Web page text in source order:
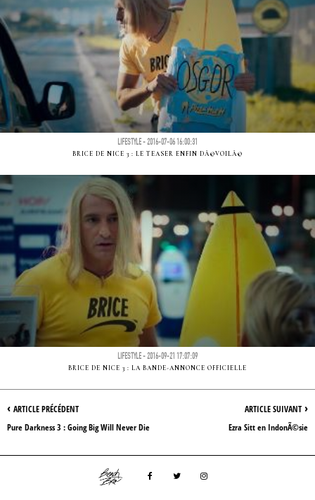
LIFESTYLE - 2016-07-06 16:00:31
BRICE DE NICE 3 : LE TEASER ENFIN DÃ©VOILÃ©
LIFESTYLE - 2016-09-21 17:07:09
BRICE DE NICE 3 : LA BANDE-ANNONCE OFFICIELLE
ARTICLE SUIVANT ›
Ezra Sitt en IndonÃ©sie
‹ ARTICLE PRÉCÉDENT
Pure Darkness 3 : Going Big Will Never Die